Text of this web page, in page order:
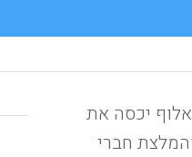
יכסה את
חברי